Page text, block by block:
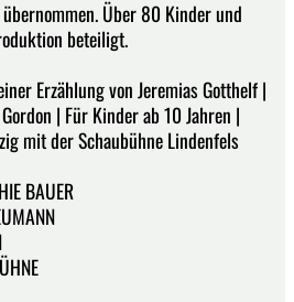
Über 80 Kinder und
beteiligt.
Erzählung von Jeremias Gotthelf |
| Für Kinder ab 10 Jahren |
mit der Schaubühne Lindenfels
BAUER